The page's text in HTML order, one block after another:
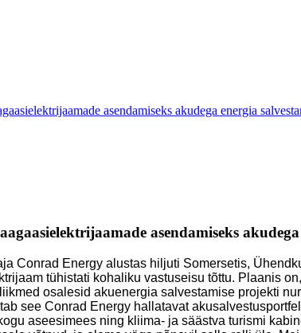
asendamiseks akudega energia
asendamiseks
Conrad Energy alustas hiljuti Somersetis,
tühistati kohaliku vastuseisu tõttu. Plaanis
osalesid akuenergia salvestamise projekti
see Conrad Energy hallatavat
aseesimees ning kliima- ja säästva turismi